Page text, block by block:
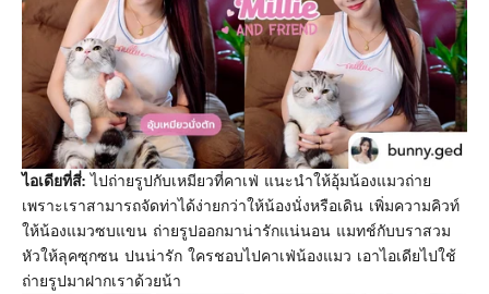
ไอเดียที่สี่:ไปถ่ายรูปกับเหมียวที่คาเฟ่ แนะนำให้อุ้มน้องแมวถ่าย
เพราะเราสามารถจัดท่าได้ง่ายกว่าให้น้องนั่งหรือเดิน เพิ่มความคิวท์
ให้น้องแมวซบแขน ถ่ายรูปออกมาน่ารักแน่นอน แมทช์กับบราสวม
หัวให้ลุคซุกซน ปนน่ารัก ใครชอบไปคาเฟ่น้องแมว เอาไอเดียไปใช้
ถ่ายรูปมาฝากเราด้วยน้า